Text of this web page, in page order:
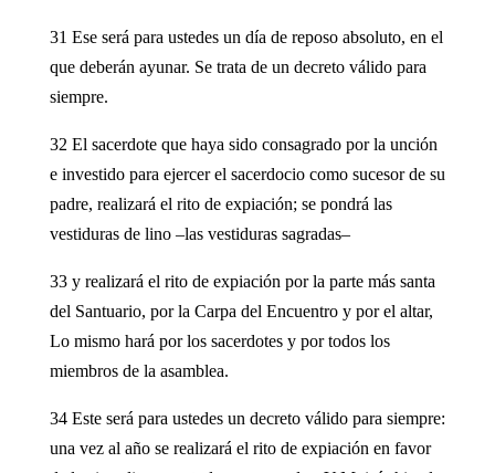
31 Ese será para ustedes un día de reposo absoluto, en el
que deberán ayunar. Se trata de un decreto válido para
siempre.
32 El sacerdote que haya sido consagrado por la unción
e investido para ejercer el sacerdocio como sucesor de su
padre, realizará el rito de expiación; se pondrá las
vestiduras de lino –las vestiduras sagradas–
33 y realizará el rito de expiación por la parte más santa
del Santuario, por la Carpa del Encuentro y por el altar,
Lo mismo hará por los sacerdotes y por todos los
miembros de la asamblea.
34 Este será para ustedes un decreto válido para siempre:
una vez al año se realizará el rito de expiación en favor